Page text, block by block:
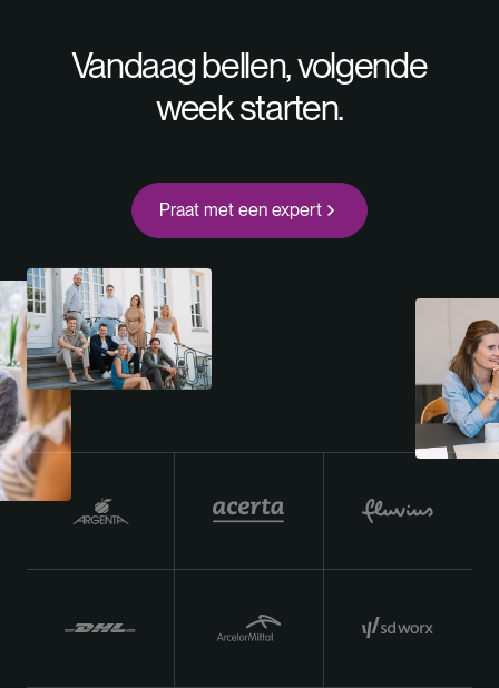
Vandaag bellen, volgende
week starten.
Praat met een expert